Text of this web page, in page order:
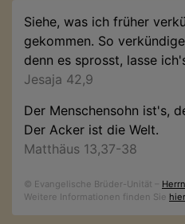
Siehe, was ich früher
gekommen. So
denn es sprosst, lasse
Jesaja 42,9
Der Menschensohn ist's,
Der Acker ist die Welt.
Matthäus 13,37-38
© Evangelische Brüder-Unität –
Weitere Informationen finden Sie hier